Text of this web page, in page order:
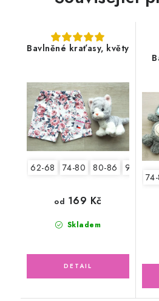
Bavlněné kraťasy, květy
62-68 74-80 80-86 92-98
Skladem
od 169 Kč